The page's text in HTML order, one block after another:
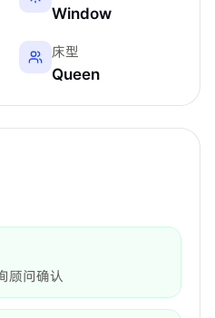
Window
床型
Queen
顾问确认